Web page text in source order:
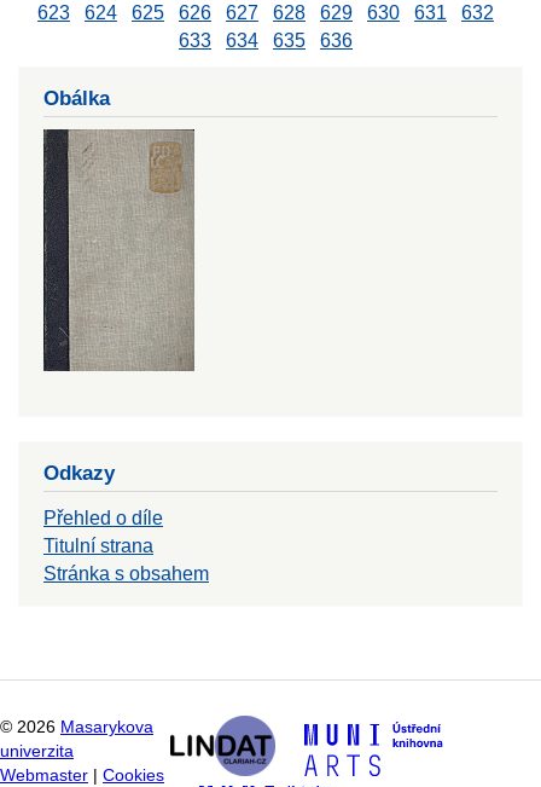
623
624 625 626 627 628 629 630 631
632
633
634 635 636
Obálka
Odkazy
Přehled o díle
Titulní strana
Stránka s obsahem
© 2026 Masarykova
univerzita
Webmaster
Cookies